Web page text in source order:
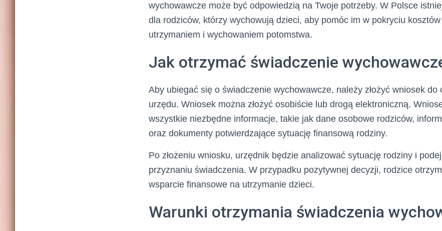
wychowawcze może być odpowiedzią na Twoje potrzeby. W Polsce
dla rodziców, którzy wychowują dzieci, aby pomóc im w pokryciu
utrzymaniem i wychowaniem potomstwa.
Jak otrzymać świadczenie
Aby ubiegać się o świadczenie wychowawcze, należy złożyć wniosek do
urzędu. Wniosek można złożyć osobiście lub drogą elektroniczną.
wszystkie niezbędne informacje, takie jak dane osobowe rodziców,
oraz dokumenty potwierdzające sytuację finansową rodziny.
Po złożeniu wniosku, urzędnik będzie analizować sytuację rodziny i
przyznaniu świadczenia. W przypadku pozytywnej decyzji, rodzice
wsparcie finansowe na utrzymanie dzieci.
Warunki otrzymania świadczenia